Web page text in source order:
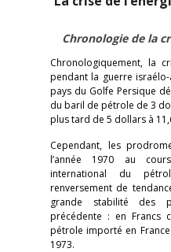
Chronologie de la
Chronologiquement, la
pendant la guerre
pays du Golfe Persique
du baril de pétrole de 3
plus tard de 5 dollars à
Cependant, les
l’année 1970 au
international du
renversement de
grande stabilité des
précédente : en Francs
pétrole importé en
1973.